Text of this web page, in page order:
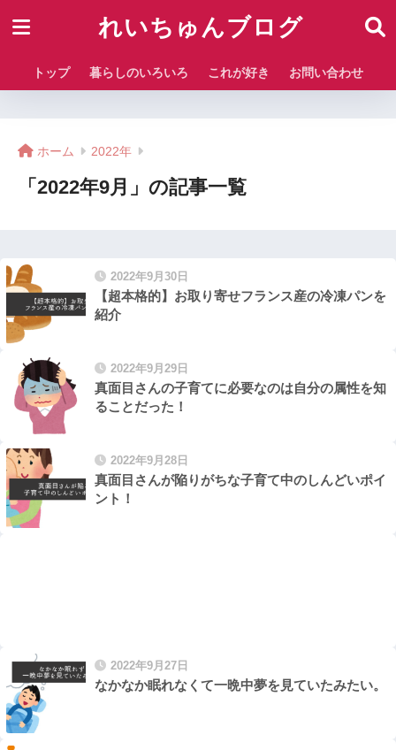
れいちゅんブログ
トップ 暮らしのいろいろ これが好き お問い合わせ
ホーム 2022年
「2022年9月」の記事一覧
2022年9月30日
【超本格的】お取り寄せフランス産の冷凍パンを
紹介
2022年9月29日
真面目さんの子育てに必要なのは自分の属性を知
ることだった！
2022年9月28日
真面目さんが陥りがちな子育て中のしんどいポイ
ント！
2022年9月27日
なかなか眠れなくて一晩中夢を見ていたみたい。